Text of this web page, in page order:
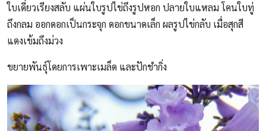
ใบเดี่ยวเรียงสลับ แผ่นใบรูปไข่ถึงรูปหอก ปลายใบแหลม โคนใบทู่
ถึงกลม ออกดอกเป็นกระจุก ดอกขนาดเล็ก ผลรูปไข่กลับ เมื่อสุกสี
แดงเข้มถึงม่วง
ขยายพันธุ์โดยการเพาะเมล็ด และปักชำกิ่ง